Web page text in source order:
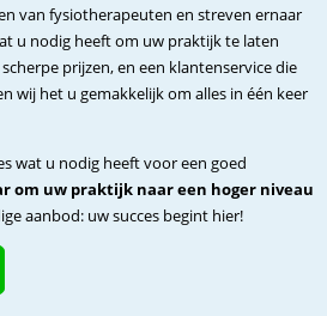
van fysiotherapeuten en streven ernaar
u nodig heeft om uw praktijk te laten
prijzen, en een klantenservice die
wij het u gemakkelijk om alles in één keer
wat u nodig heeft voor een goed
om uw praktijk naar een hoger niveau
aanbod: uw succes begint hier!